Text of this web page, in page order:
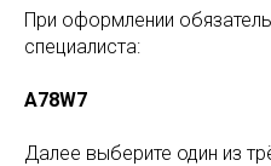
При оформлении
специалиста:
A78W7
Далее выберите один из